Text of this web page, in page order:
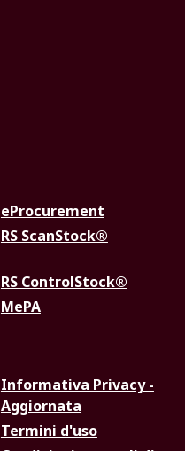
eProcurement
RS ScanStock®
RS ControlStock®
MePA
Informativa Privacy -
Aggiornata
Termini d'uso